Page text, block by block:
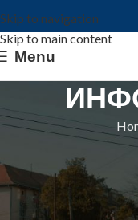
Skip to navigation
Skip to main content
Menu
ДОНЕТА